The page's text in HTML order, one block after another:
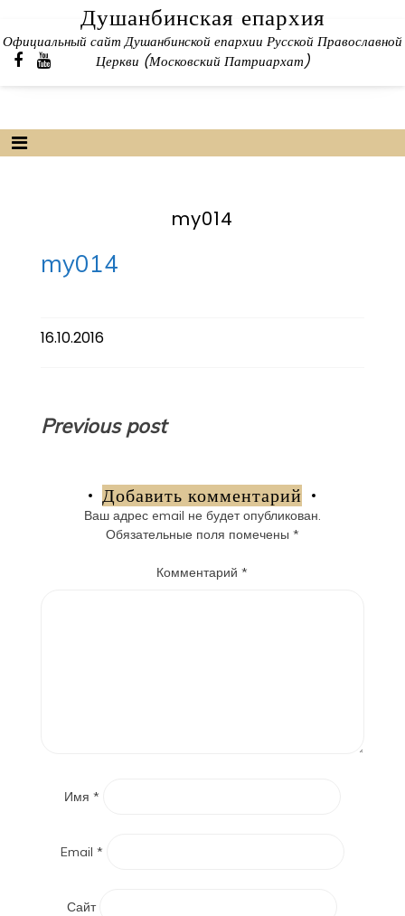
content
Душанбинская епархия
Официальный сайт Душанбинской епархии Русской Православной
Церкви (Московский Патриархат)
my014
my014
16.10.2016
Навигация
записям
Previous post
Добавить комментарий
Ваш адрес email не будет опубликован.
Обязательные поля помечены *
Комментарий*
Имя *
Email *
Сайт